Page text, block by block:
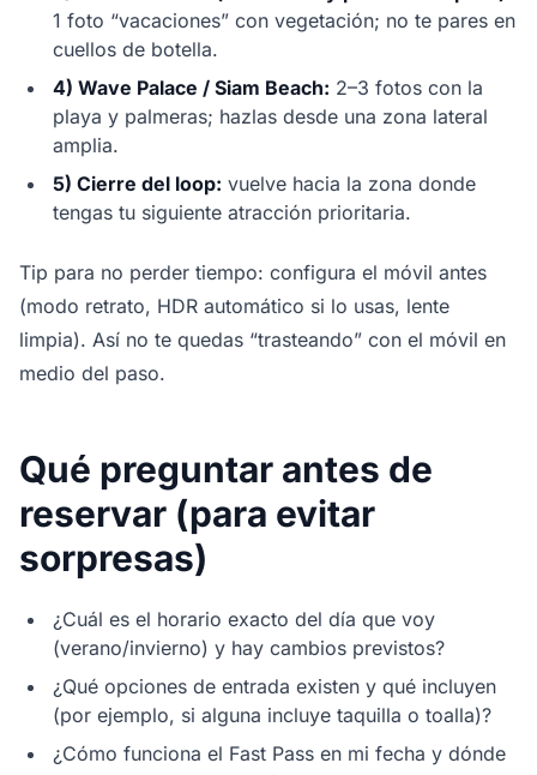
1 foto “vacaciones” con vegetación; no te pares en
cuellos de botella.
4) Wave Palace / Siam Beach: 2–3 fotos con la
playa y palmeras; hazlas desde una zona lateral
amplia.
5) Cierre del loop: vuelve hacia la zona donde
tengas tu siguiente atracción prioritaria.
Tip para no perder tiempo: configura el móvil antes
(modo retrato, HDR automático si lo usas, lente
limpia). Así no te quedas “trasteando” con el móvil en
medio del paso.
Qué preguntar antes de
reservar (para evitar
sorpresas)
¿Cuál es el horario exacto del día que voy
(verano/invierno) y hay cambios previstos?
¿Qué opciones de entrada existen y qué incluyen
(por ejemplo, si alguna incluye taquilla o toalla)?
¿Cómo funciona el Fast Pass en mi fecha y dónde